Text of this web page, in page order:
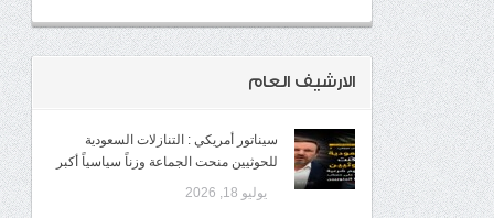
الارشيف العام
سيناتور أمريكي : التنازلات السعودية
للحوثيين منحت الجماعة وزناً سياسياً أكبر
يوليو 18, 2026